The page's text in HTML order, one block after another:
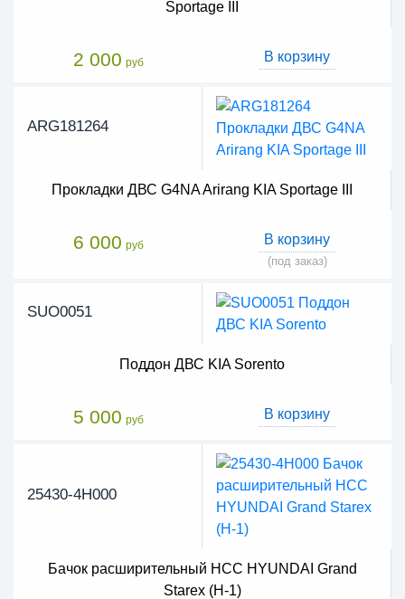
Sportage III
2 000 руб В корзину
ARG181264
Прокладки ДВС G4NA Arirang KIA Sportage III
6 000 руб В корзину
(под заказ)
SUO0051
Поддон ДВС KIA Sorento
5 000 руб В корзину
25430-4H000
Бачок расширительный HCC HYUNDAI Grand
Starex (H-1)